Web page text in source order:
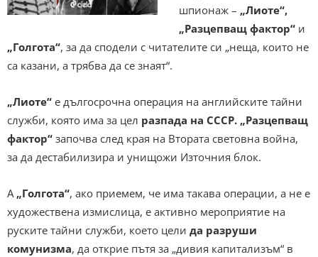
шпионаж – „Лиоте“,
„Разцепващ фактор“ и
„Голгота“, за да сподели с читателите си „неща, които не
са казани, а трябва да се знаят“.
„Лиоте“ е дългосрочна операция на английските тайни
служби, която има за цел разпада на СССР. „Разцепващ
фактор“ започва след края на Втората световна война,
за да дестабилизира и унищожи Източния блок.
А „Голгота“, ако приемем, че има такава операции, а не е
художествена измислица, е активно мероприятие на
руските тайни служби, което цели да разруши
комунизма, да открие пътя за „дивия капитализъм“ в